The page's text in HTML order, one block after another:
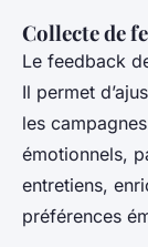
Collecte de
Le feedback
Il permet
les
émotionnels,
entretiens,
préférences